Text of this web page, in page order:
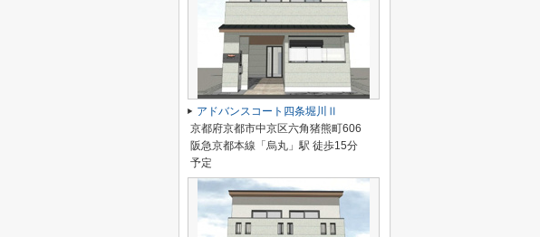
アドバンスコート四条堀川Ⅱ
京都府京都市中京区六角猪熊町606
阪急京都本線「烏丸」駅 徒歩15分
予定